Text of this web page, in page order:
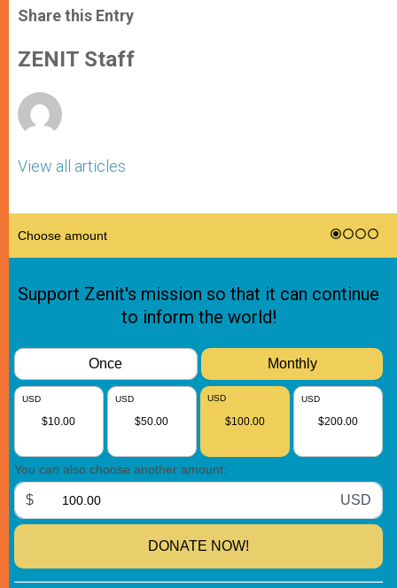
t
s
p
p
s
e
g
e
e
b
o
k
Share this Entry
ZENIT Staff
View all articles